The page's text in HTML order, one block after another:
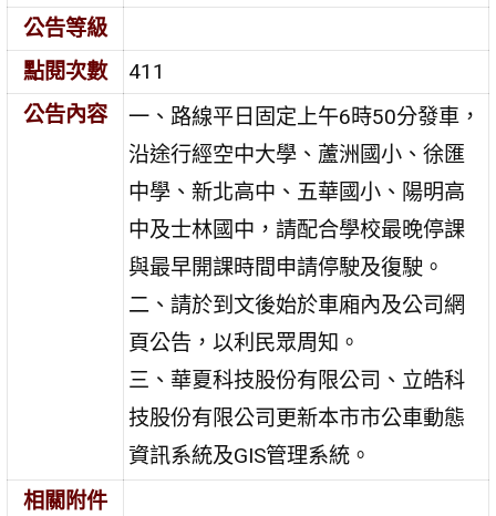
公告等級
點閱次數
411
公告內容
一、路線平日固定上午6時50分發車，
沿途行經空中大學、蘆洲國小、徐匯
中學、新北高中、五華國小、陽明高
中及士林國中，請配合學校最晚停課
與最早開課時間申請停駛及復駛。
二、請於到文後始於車廂內及公司網
頁公告，以利民眾周知。
三、華夏科技股份有限公司、立皓科
技股份有限公司更新本市市公車動態
資訊系統及GIS管理系統。
相關附件